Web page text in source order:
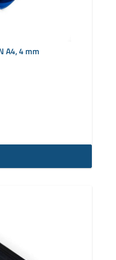
A4, 4 mm